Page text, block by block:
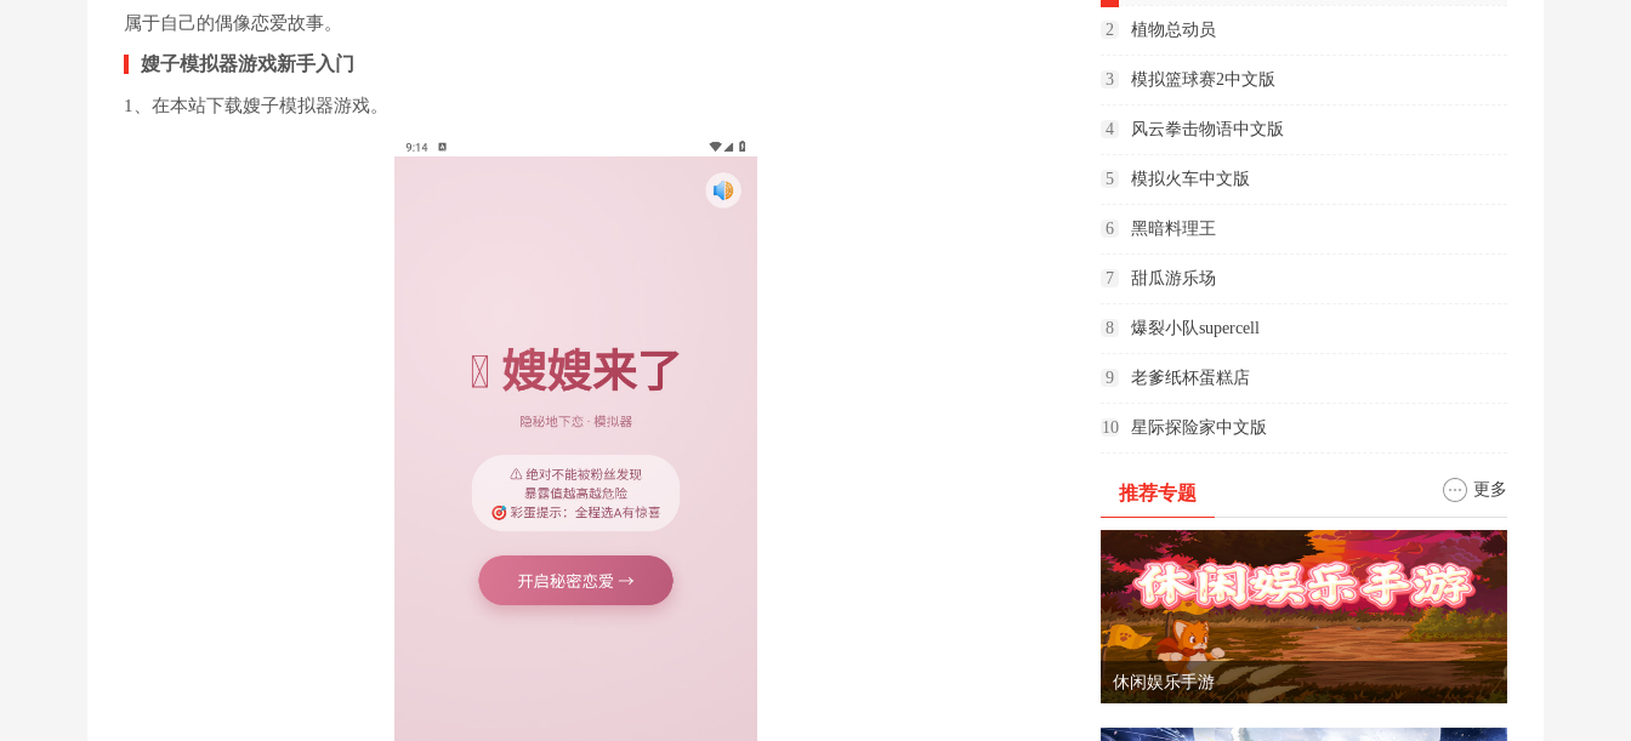
属于自己的偶像恋爱故事。
嫂子模拟器游戏新手入门
1、在本站下载嫂子模拟器游戏。
2 植物总动员
3 模拟篮球赛2中文版
4 风云拳击物语中文版
5 模拟火车中文版
6 黑暗料理王
7 甜瓜游乐场
8 爆裂小队supercell
9 老爹纸杯蛋糕店
10 星际探险家中文版
推荐专题 更多
休闲娱乐手游